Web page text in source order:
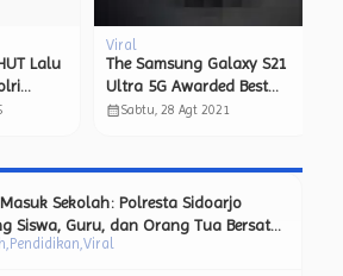
Lalu
Viral
The Samsung Galaxy S21
Ultra 5G Awarded Best
Smartphone
calendar_monthSabtu, 28 Agt 2021
Pendidikan Viral
Sekolah: Polresta Sidoarjo
Siswa, Guru, dan Orang Tua Bersatu
Perundungan.